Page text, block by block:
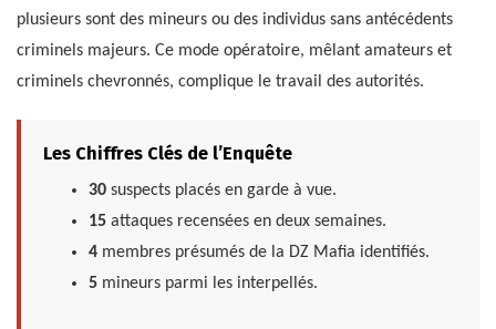
plusieurs sont des mineurs ou des individus sans antécédents
criminels majeurs. Ce mode opératoire, mêlant amateurs et
criminels chevronnés, complique le travail des autorités.
Les Chiffres Clés de l’Enquête
30suspects placés en garde à vue.
15attaques recensées en deux semaines.
4membres présumés de la DZ Mafia identifiés.
5mineurs parmi les interpellés.